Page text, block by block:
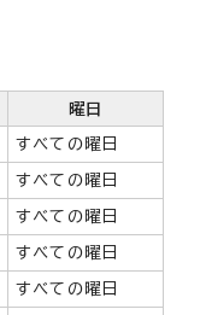
曜日
すべての曜日
すべての曜日
すべての曜日
すべての曜日
すべての曜日